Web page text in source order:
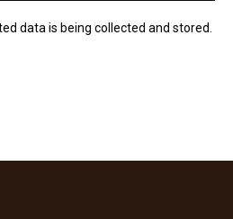
data is being collected and stored.